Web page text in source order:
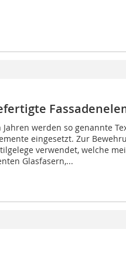
Jahren werden so genannte
eingesetzt. Zur
verwendet, welche
Glasfasern,...